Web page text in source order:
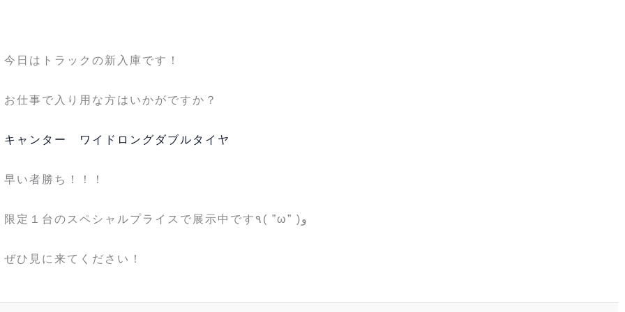
今日はトラックの新入庫です！
お仕事で入り用な方はいかがですか？
キャンター ワイドロングダブルタイヤ
早い者勝ち！！！
限定１台のスペシャルプライスで展示中です٩( ”ω” )و
ぜひ見に来てください！